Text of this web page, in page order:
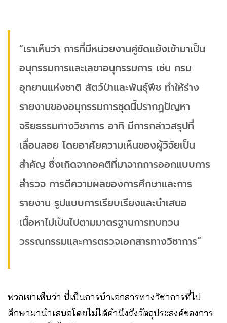
“เราเห็นว่า การที่มีหน่วยงานคู่ขัดแย้งเข้ามาเป็น
อนุกรรมการและเลขาอนุกรรมการ เช่น กรม
อุทยานแห่งชาติ สัตว์ป่าและพันธุ์พืช ทำให้ร่าง
รายงานของอนุกรรมการชุดนี้ปรากฏปัญหา
จริยธรรมทางวิชาการ อาทิ มีการกล่าวสรุปที่
เลื่อนลอย โดยอาศัยความเห็นของผู้วิจัยเป็น
สำคัญ ซึ่งเกิดจากอคติที่มาจากการออกแบบการ
สำรวจ การตีความผลของการศึกษาและการ
รายงาน รูปแบบการเรียบเรียงและนำเสนอ
เนื้อหาไม่เป็นไปตามมาตรฐานการทบทวน
วรรณกรรมและการตรวจเอกสารทางวิชาการ”
พวกเขาเห็นว่า นี่เป็นการนำเอกสารทางวิชาการที่ไป
ศึกษามานำเสนอโดยไม่ได้คำนึงถึงวัตถุประสงค์ของการ